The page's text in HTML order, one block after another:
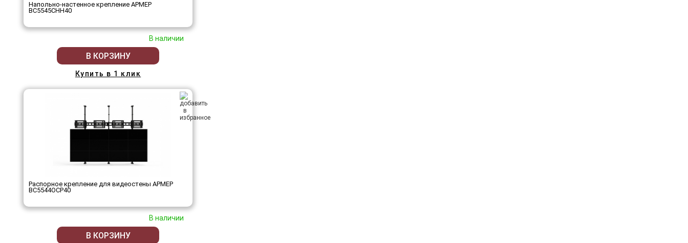
Напольно-настенное крепление АРМЕР
ВС5545СНН40
В наличии
В КОРЗИНУ
Купить в 1 клик
Распорное крепление для видеостены АРМЕР
ВС5544ОСР40
В наличии
В КОРЗИНУ